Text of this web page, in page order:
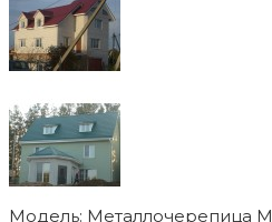
Модель: Металлочерепица